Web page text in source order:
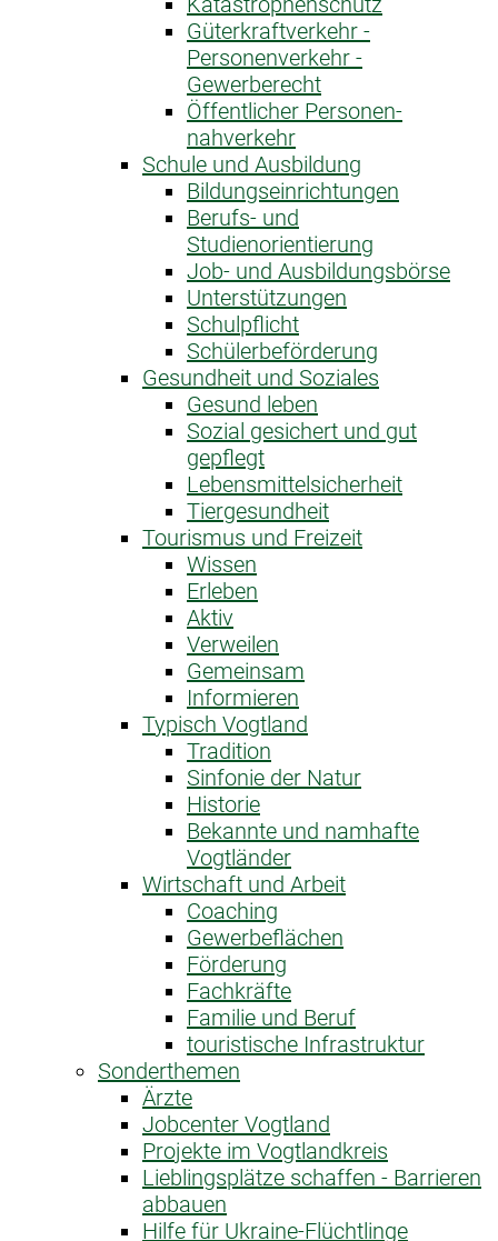
Güterkraftverkehr -
Personenverkehr -
Gewerberecht
Öffentlicher Personen­
nahverkehr
Schule und Ausbildung
Bildungseinrichtungen
Berufs- und
Studienorientierung
Job- und Ausbildungsbörse
Unterstützungen
Schulpflicht
Schülerbeförderung
Gesundheit und Soziales
Gesund leben
Sozial gesichert und gut
gepflegt
Lebensmittelsicherheit
Tiergesundheit
Tourismus und Freizeit
Wissen
Erleben
Aktiv
Verweilen
Gemeinsam
Informieren
Typisch Vogtland
Tradition
Sinfonie der Natur
Historie
Bekannte und namhafte
Vogtländer
Wirtschaft und Arbeit
Coaching
Gewerbeflächen
Förderung
Fachkräfte
Familie und Beruf
touristische Infrastruktur
Sonderthemen
Ärzte
Jobcenter Vogtland
Projekte im Vogtlandkreis
Lieblingsplätze schaffen - Barrieren
abbauen
Hilfe für Ukraine-Flüchtlinge